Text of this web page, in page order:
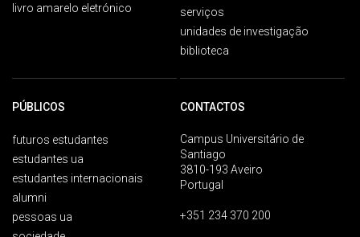
livro amarelo eletrónico
serviços
unidades de investigação
biblioteca
PÚBLICOS
futuros estudantes
estudantes ua
estudantes internacionais
alumni
pessoas ua
CONTACTOS
Campus Universitário de
Santiago
3810-193 Aveiro
Portugal
+351 234 370 200